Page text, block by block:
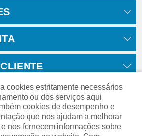
cookies estritamente necessários
ou dos serviços aqui
cookies de desempenho e
que nos ajudam a melhorar
nos fornecem informações sobre